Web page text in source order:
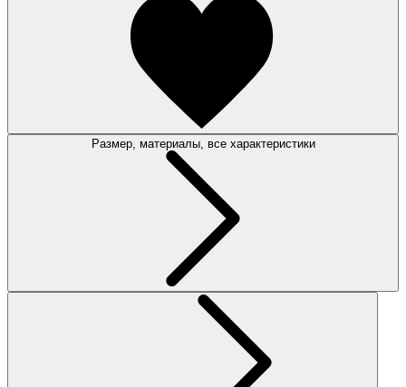
Размер, материалы, все характеристики